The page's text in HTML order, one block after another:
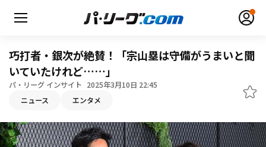
HOME
巧打者・銀次が絶賛！「宗山塁は守備がうまいと聞
いていたけれど……」
パ・リーグ インサイト 2025年3月10日 22:45
ニュース エンタメ